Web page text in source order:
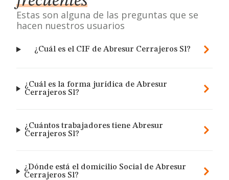
Estas son alguna de las preguntas que se
hacen nuestros usuarios
¿Cuál es el CIF de Abresur Cerrajeros Sl?
¿Cuál es la forma jurídica de Abresur
Cerrajeros Sl?
¿Cuántos trabajadores tiene Abresur
Cerrajeros Sl?
¿Dónde está el domicilio Social de Abresur
Cerrajeros Sl?